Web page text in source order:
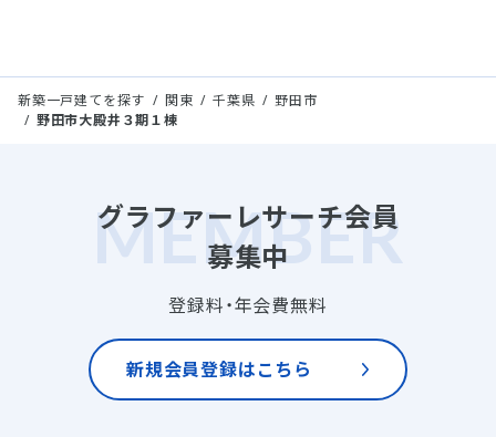
新築一戸建てを探す 関東 千葉県
野田市
野田市大殿井３期１棟
グラファーレサーチ会員
募集中
登録料・年会費無料
新規会員登録はこちら